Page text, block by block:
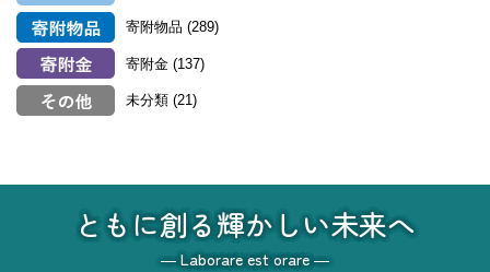
寄附物品 (289)
寄附金 (137)
未分類 (21)
ともに創る輝かしい未来へ
― Laborare est orare ―